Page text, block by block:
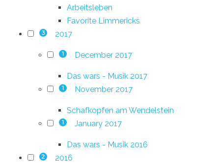
Arbeitsleben
Favorite Limmericks
3 2017
1 December 2017
Das wars - Musik 2017
1 November 2017
Schafkopfen am Wendelstein
1 January 2017
Das wars - Musik 2016
2 2016